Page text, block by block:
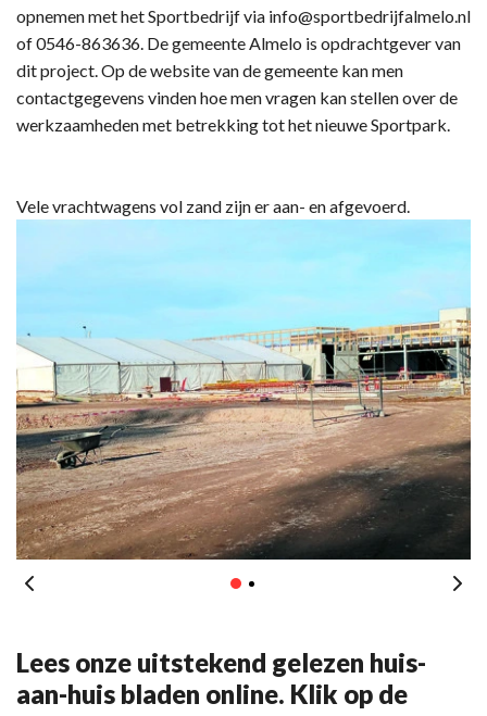
opnemen met het Sportbedrijf via info@sportbedrijfalmelo.nl
of 0546-863636. De gemeente Almelo is opdrachtgever van
dit project. Op de website van de gemeente kan men
contactgegevens vinden hoe men vragen kan stellen over de
werkzaamheden met betrekking tot het nieuwe Sportpark.
Vele vrachtwagens vol zand zijn er aan- en afgevoerd.
Lees onze uitstekend gelezen huis-
aan-huis bladen online. Klik op de